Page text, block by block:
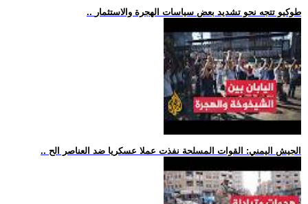
.. طوكيو تتجه نحو تشديد بعض سياسات الهجرة والاستثمار
.. الجيش اليمني: القوات المسلحة نفذت عملا عسكريا ضد العناصر الح